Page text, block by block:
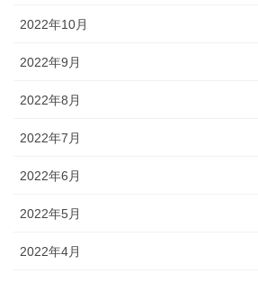
2022年10月
2022年9月
2022年8月
2022年7月
2022年6月
2022年5月
2022年4月